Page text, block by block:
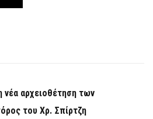
νέα αρχειοθέτηση των
του Χρ. Σπίρτζη